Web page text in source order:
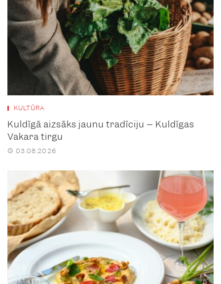
KULTŪRA
Kuldīgā aizsāks jaunu tradīciju – Kuldīgas
Vakara tirgu
03.08.2026